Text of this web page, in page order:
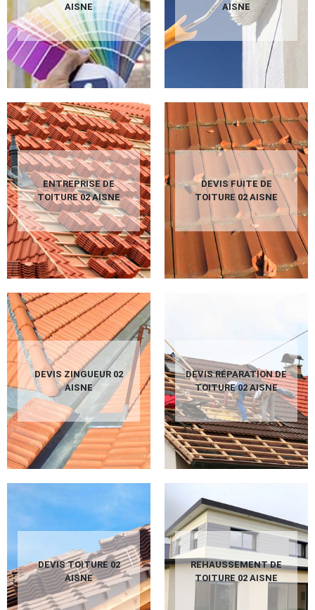
AISNE
AISNE
ENTREPRISE DE
TOITURE 02 AISNE
DEVIS FUITE DE
TOITURE 02 AISNE
DEVIS ZINGUEUR 02
AISNE
DEVIS RÉPARATION DE
TOITURE 02 AISNE
DEVIS TOITURE 02
AISNE
REHAUSSEMENT DE
TOITURE 02 AISNE